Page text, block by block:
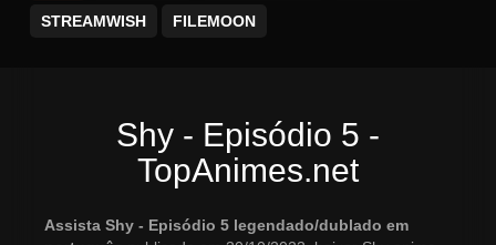
STREAMWISH FILEMOON
Shy - Episódio 5 -
TopAnimes.net
Assista Shy - Episódio 5 legendado/dublado em